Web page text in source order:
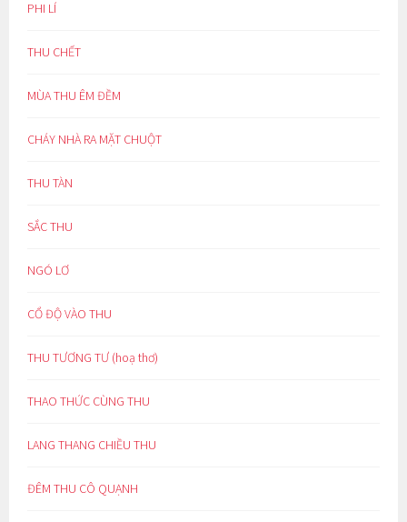
PHI LÍ
THU CHẾT
MÙA THU ÊM ĐỀM
CHÁY NHÀ RA MẶT CHUỘT
THU TÀN
SẮC THU
NGÓ LƠ
CỔ ĐỘ VÀO THU
THU TƯƠNG TƯ (hoạ thơ)
THAO THỨC CÙNG THU
LANG THANG CHIỀU THU
ĐÊM THU CÔ QUẠNH